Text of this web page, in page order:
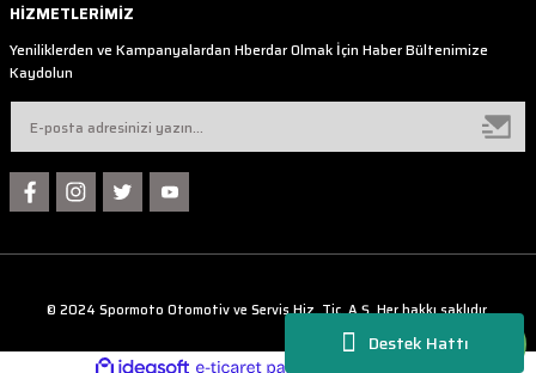
Destek Hattı
HİZMETLERİMİZ
Yeniliklerden ve Kampanyalardan Hberdar Olmak İçin Haber Bültenimize
Kaydolun
© 2024 Spormoto Otomotiv ve Servis Hiz. Tic. A.Ş. Her hakkı saklıdır.
ideasoft